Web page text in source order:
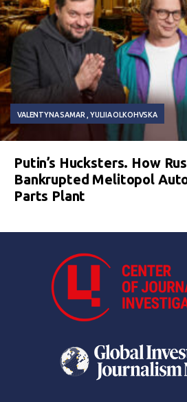
VALENTYNA SAMAR YULIIA OLKOHVSKA
Putin’s Hucksters. How
Bankrupted Melitopol
Parts Plant